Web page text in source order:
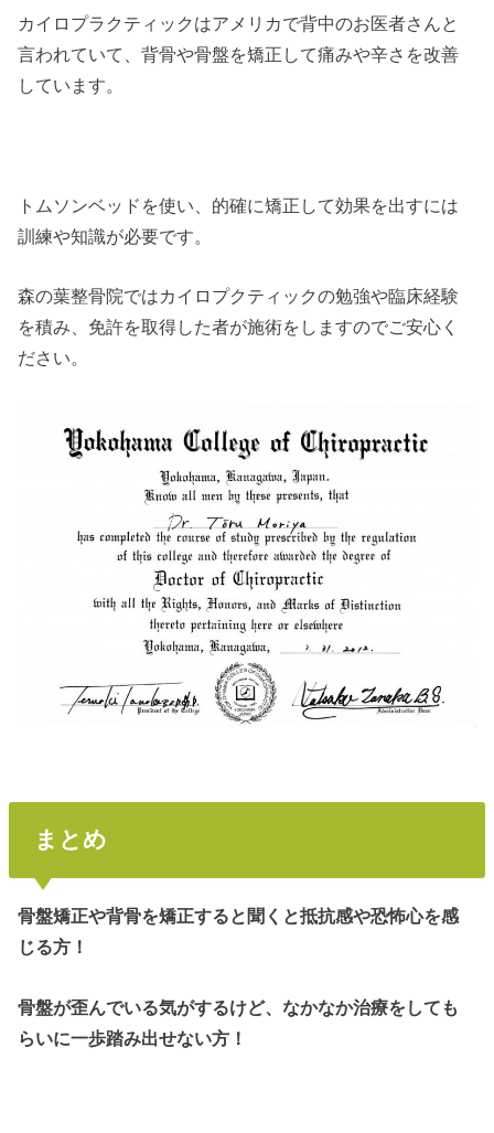
カイロプラクティックはアメリカで背中のお医者さんと
言われていて、背骨や骨盤を矯正して痛みや辛さを改善
しています。
トムソンベッドを使い、的確に矯正して効果を出すには
訓練や知識が必要です。
森の葉整骨院ではカイロプクティックの勉強や臨床経験
を積み、免許を取得した者が施術をしますのでご安心く
ださい。
まとめ
骨盤矯正や背骨を矯正すると聞くと抵抗感や恐怖心を感
じる方！
骨盤が歪んでいる気がするけど、なかなか治療をしても
らいに一歩踏み出せない方！